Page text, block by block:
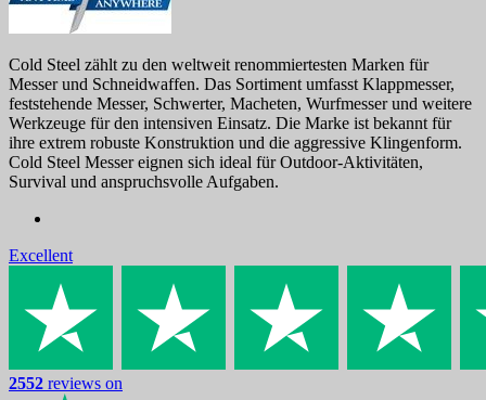
Cold Steel zählt zu den weltweit renommiertesten Marken für
Messer und Schneidwaffen. Das Sortiment umfasst Klappmesser,
feststehende Messer, Schwerter, Macheten, Wurfmesser und weitere
Werkzeuge für den intensiven Einsatz. Die Marke ist bekannt für
ihre extrem robuste Konstruktion und die aggressive Klingenform.
Cold Steel Messer eignen sich ideal für Outdoor-Aktivitäten,
Survival und anspruchsvolle Aufgaben.
Excellent
2552 reviews on